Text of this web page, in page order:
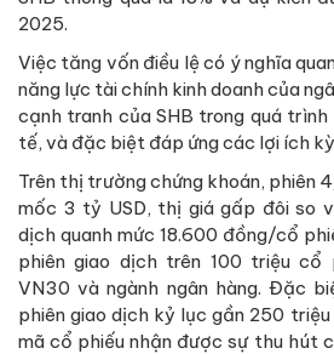
2025.
Việc tăng vốn điều lệ có ý nghĩa
năng lực tài chính kinh doanh của
cạnh tranh của SHB trong quá
tế, và đặc biệt đáp ứng các lợi ích
Trên thị trường chứng khoán, phiên
mốc 3 tỷ USD, thị giá gấp đôi so
dịch quanh mức 18.600 đồng/cổ
phiên giao dịch trên 100 triệu cổ
VN30 và ngành ngân hàng. Đặc
phiên giao dịch kỷ lục gần 250 triệu
mã cổ phiếu nhận được sự thu hút